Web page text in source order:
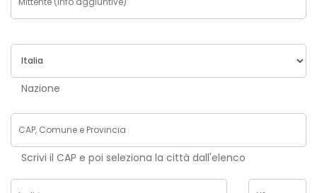
Nazione
Scrivi il CAP e poi seleziona la città dall'elenco